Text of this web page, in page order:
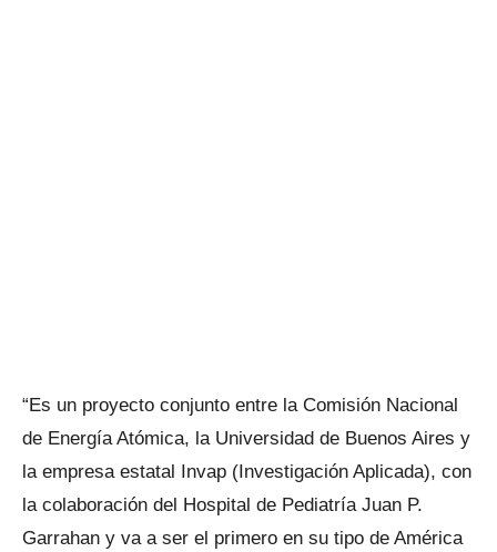
“Es un proyecto conjunto entre la Comisión Nacional
de Energía Atómica, la Universidad de Buenos Aires y
la empresa estatal Invap (Investigación Aplicada), con
la colaboración del Hospital de Pediatría Juan P.
Garrahan y va a ser el primero en su tipo de América